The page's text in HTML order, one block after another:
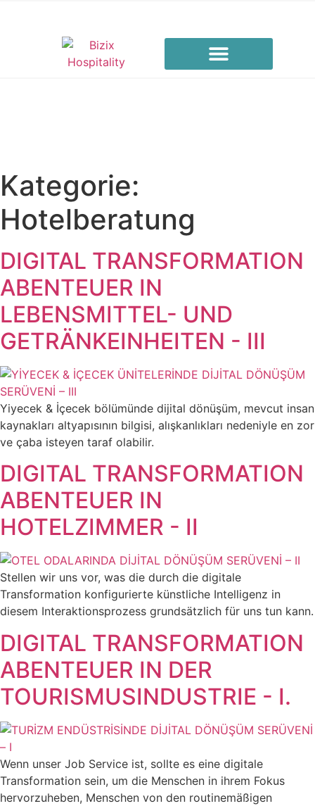
Kategorie:
Hotelberatung
DIGITAL TRANSFORMATION
ABENTEUER IN
LEBENSMITTEL- UND
GETRÄNKEINHEITEN - III
Yiyecek & İçecek bölümünde dijital dönüşüm, mevcut insan
kaynakları altyapısının bilgisi, alışkanlıkları nedeniyle en zor
ve çaba isteyen taraf olabilir.
DIGITAL TRANSFORMATION
ABENTEUER IN
HOTELZIMMER - II
Stellen wir uns vor, was die durch die digitale
Transformation konfigurierte künstliche Intelligenz in
diesem Interaktionsprozess grundsätzlich für uns tun kann.
DIGITAL TRANSFORMATION
ABENTEUER IN DER
TOURISMUSINDUSTRIE - I.
Wenn unser Job Service ist, sollte es eine digitale
Transformation sein, um die Menschen in ihrem Fokus
hervorzuheben, Menschen von den routinemäßigen